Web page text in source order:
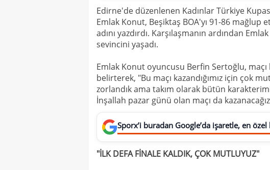
Edirne'de düzenlenen Kadınlar Türkiye
Emlak Konut, Beşiktaş BOA'yı 91-86 mağlup
adını yazdırdı. Karşılaşmanın ardından
sevincini yaşadı.
Emlak Konut oyuncusu Berfin Sertoğlu, maçı
belirterek, "Bu maçı kazandığımız için çok
zorlandık ama takım olarak bütün
İnşallah pazar günü olan maçı da
Sporx’i buradan Google’da işaretle, en
"İLK DEFA FİNALE KALDIK, ÇOK MUTLUYUZ"